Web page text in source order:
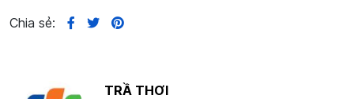
Chia sẻ:
TRẦ THƠI